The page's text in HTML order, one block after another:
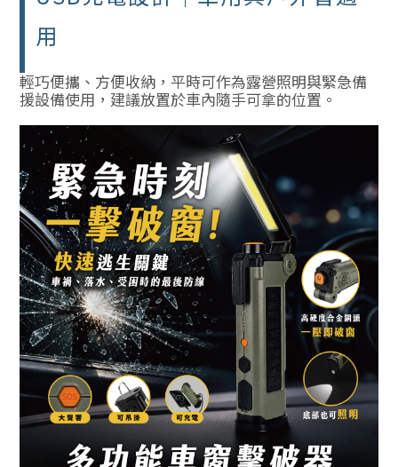
用
輕巧便攜、方便收納，平時可作為露營照明與緊急備
援設備使用，建議放置於車內隨手可拿的位置。